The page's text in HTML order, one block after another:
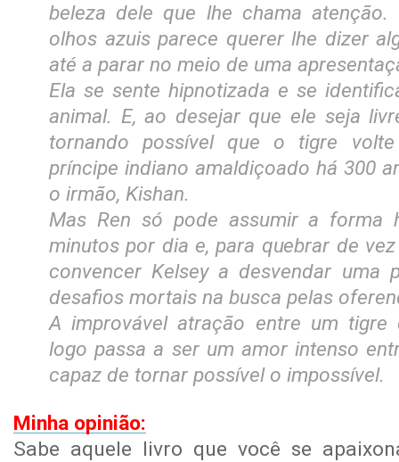
beleza dele que lhe chama
olhos azuis parece querer lhe dizer
até a parar no meio de uma
Ela se sente hipnotizada e se
animal. E, ao desejar que ele seja
tornando possível que o tigre
príncipe indiano amaldiçoado há 300
o irmão, Kishan.
Mas Ren só pode assumir a forma
minutos por dia e, para quebrar de
convencer Kelsey a desvendar uma
desafios mortais na busca pelas
A improvável atração entre um tigre
logo passa a ser um amor intenso
capaz de tornar possível o impossível.
Minha opinião:
Sabe aquele livro que você se